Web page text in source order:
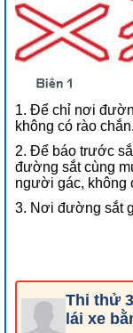
Thi thử
lái xe
1. Để chỉ nơi
không có rào chắn.
2. Để báo trước
đường sắt cùng
người gác, không
3. Nơi đường sắt